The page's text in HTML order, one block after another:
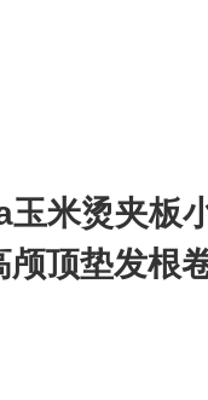
玉米烫夹板
颅顶垫发根